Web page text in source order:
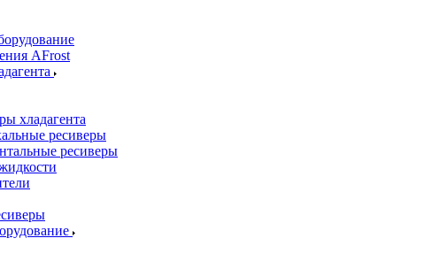
AFrost
хладагента
ресиверы
ресиверы